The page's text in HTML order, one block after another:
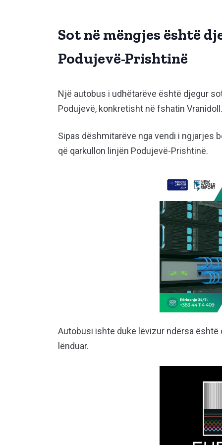
Sot në mëngjes është
Podujevë-Prishtinë
Një autobus i udhëtarëve është djegur
Podujevë, konkretisht në fshatin Vranidoll.
Sipas dëshmitarëve nga vendi i ngjarjes
që qarkullon linjën Podujevë-Prishtinë.
Autobusi ishte duke lëvizur ndërsa
lënduar.